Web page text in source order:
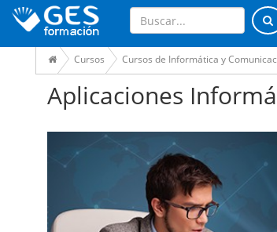
Cursos Cursos de Informática y
Aplicaciones